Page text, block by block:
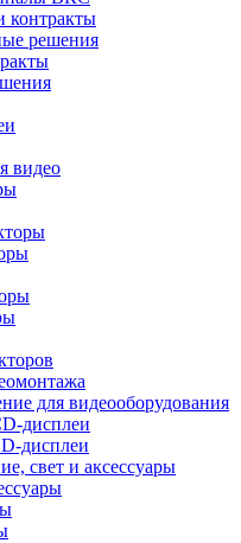
контракты
решения
видео
для видеооборудования
дисплеи
дисплеи
свет и аксессуары